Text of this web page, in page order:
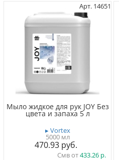
Арт. 14651
Мыло жидкое для рук JOY Без
цвета и запаха 5 л
▸ Vortex
5000 мл
470.93
Смв от433.26